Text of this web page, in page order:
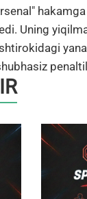
Uning